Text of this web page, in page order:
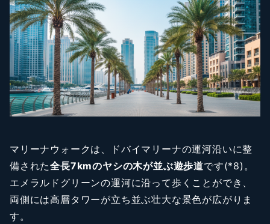
マリーナウォークは、ドバイマリーナの運河沿いに整
備された全長7kmのヤシの木が並ぶ遊歩道です(*8)。
エメラルドグリーンの運河に沿って歩くことができ、
両側には高層タワーが立ち並ぶ壮大な景色が広がりま
す。